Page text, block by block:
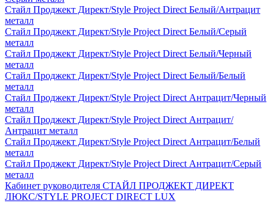
Стайл Проджект Директ/Style Project Direct Белый/Антрацит
металл
Стайл Проджект Директ/Style Project Direct Белый/Серый
металл
Стайл Проджект Директ/Style Project Direct Белый/Черный
металл
Стайл Проджект Директ/Style Project Direct Белый/Белый
металл
Стайл Проджект Директ/Style Project Direct Антрацит/Черный
металл
Стайл Проджект Директ/Style Project Direct Антрацит/
Антрацит металл
Стайл Проджект Директ/Style Project Direct Антрацит/Белый
металл
Стайл Проджект Директ/Style Project Direct Антрацит/Серый
металл
Кабинет руководителя СТАЙЛ ПРОДЖЕКТ ДИРЕКТ
ЛЮКС/STYLE PROJECT DIRECT LUX